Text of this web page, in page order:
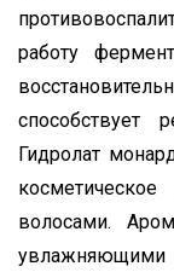
работу
способствует
Гидролат
волосами.